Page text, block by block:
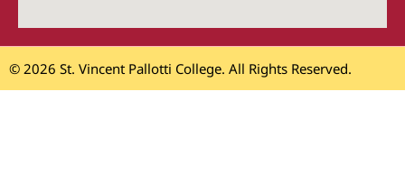
© 2026 St. Vincent Pallotti College. All Rights Reserved.